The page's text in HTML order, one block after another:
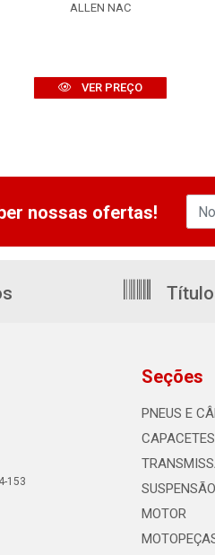
ALLEN NAC
VER PREÇO
nossas ofertas!
153
Seções
PNEUS E
SUSPENSÃO
MOTOR